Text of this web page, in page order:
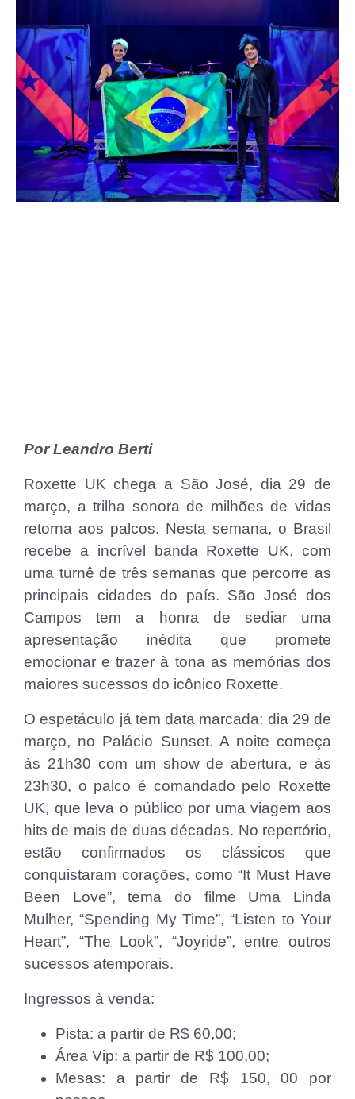
Por Leandro Berti
Roxette UK chega a São José, dia 29 de
março, a trilha sonora de milhões de vidas
retorna aos palcos. Nesta semana, o Brasil
recebe a incrível banda Roxette UK, com
uma turnê de três semanas que percorre as
principais cidades do país. São José dos
Campos tem a honra de sediar uma
apresentação inédita que promete
emocionar e trazer à tona as memórias dos
maiores sucessos do icônico Roxette.
O espetáculo já tem data marcada: dia 29 de
março, no Palácio Sunset. A noite começa
às 21h30 com um show de abertura, e às
23h30, o palco é comandado pelo Roxette
UK, que leva o público por uma viagem aos
hits de mais de duas décadas. No repertório,
estão confirmados os clássicos que
conquistaram corações, como “It Must Have
Been Love”, tema do filme Uma Linda
Mulher, “Spending My Time”, “Listen to Your
Heart”, “The Look”, “Joyride”, entre outros
sucessos atemporais.
Ingressos à venda:
Pista: a partir de R$ 60,00;
⁠Área Vip: a partir de R$ 100,00;
Mesas: a partir de R$ 150, 00 por